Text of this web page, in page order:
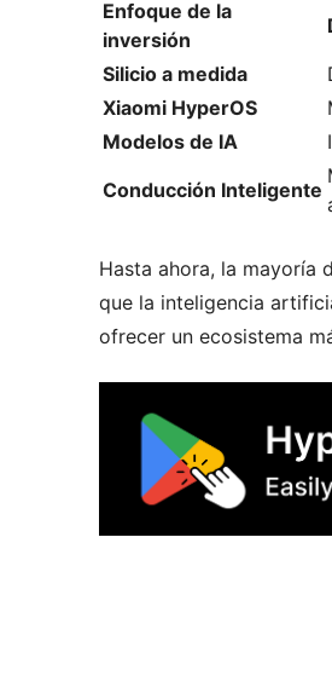
Enfoque de la
inversión
Silicio a medida
Xiaomi HyperOS
Modelos de IA
Conducción Inteligente
Hasta ahora, la mayoría
que la inteligencia
ofrecer un ecosistema